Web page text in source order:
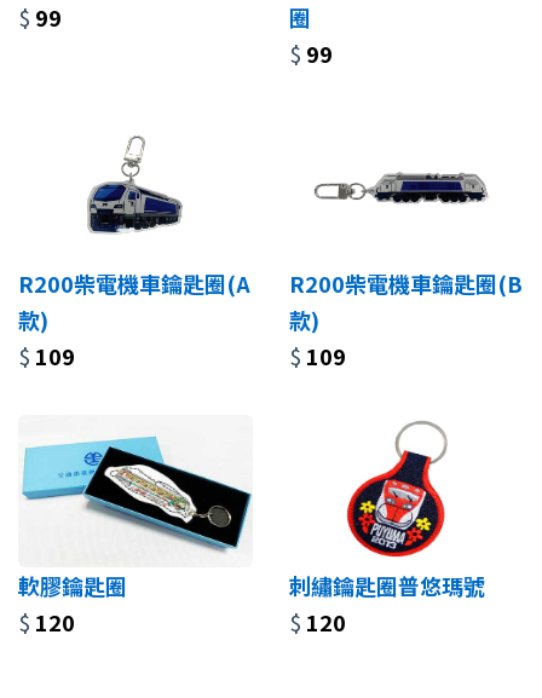
$ 99
圈
$ 99
R200柴電機車鑰匙圈(A
款)
$ 109
R200柴電機車鑰匙圈(B
款)
$ 109
軟膠鑰匙圈
$ 120
刺繡鑰匙圈普悠瑪號
$ 120